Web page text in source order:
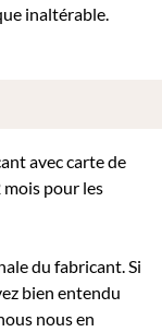
inaltérable.
avec carte de
pour les
du fabricant. Si
bien entendu
nous en